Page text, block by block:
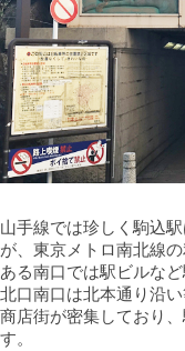
山手線では珍しく駒込
が、東京メトロ南北線
ある南口では駅ビルな
北口南口は北本通り沿
商店街が密集しており
す。